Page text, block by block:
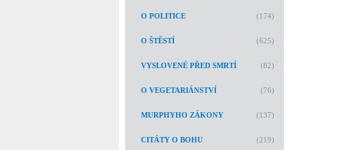
O POLITICE (174)
O ŠTĚSTÍ (625)
VYSLOVENÉ PŘED SMRTÍ (82)
O VEGETARIÁNSTVÍ (76)
MURPHYHO ZÁKONY (137)
CITÁTY O BOHU (219)